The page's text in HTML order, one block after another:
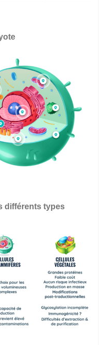
différents types